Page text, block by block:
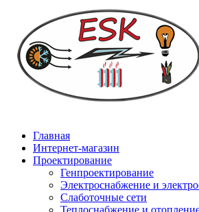
Главная
Интернет-магазин
Проектирование
Генпроектирование
Электроснабжение и
Слаботочные сети
Теплоснабжение и